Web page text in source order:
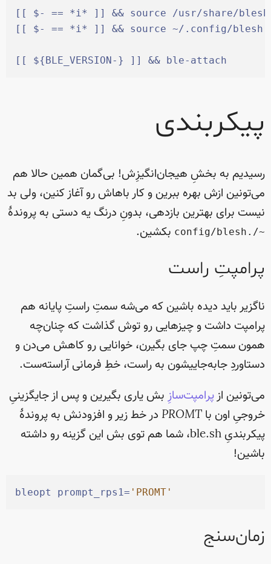
[[ $- == *i* ]] && source /usr/share/
[[
$- == *i* ]] && source ~/.config/blesh
[[ ${ BLE_VERSION - } ]] && ble-attach
پیکربندی
رسیدیم به بخشِ هیجان‌انگیزِش! بی‌گمان همین حالا هم
می‌تونین ازش بهره ببرین و کار باهاش رو آغاز کنین، ولی بد
نیست برای بهترین بازدهی، بدونِ درنگ یه دستی به پروندهٔ
~/.config/blesh بکشین.
پرامپتِ راست
ناگزیر باید دیده باشین که می‌شه سمتِ راستِ پایانه هم
پرامپت داشت و چیزهایی رو توش گذاشت که چنان‌چه
همون سمتِ چپ جای بگیرن، خوانایی رو کاهش می‌دن و
دستاوردِ جابه‌جاییشون به راست، خطِ فرمانی آراسته‌ست.
می‌تونین از پرامپت‌سازِ بش یاری بگیرین و پس از جایگزینیِ
خروجیِ اون با ‌PROMTدر خط زیر و افزودنش به پروندهٔ
پیکربندیِ ble.sh، شما هم توی بش این گزینه رو داشته
باشین!
bleopt prompt_rps1= ' PROMT '
زمان‌سنج